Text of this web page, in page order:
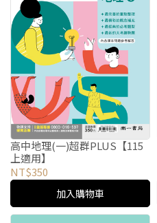
高中地理(一)超群PLUS【115
上適用】
NT$350
加入購物車